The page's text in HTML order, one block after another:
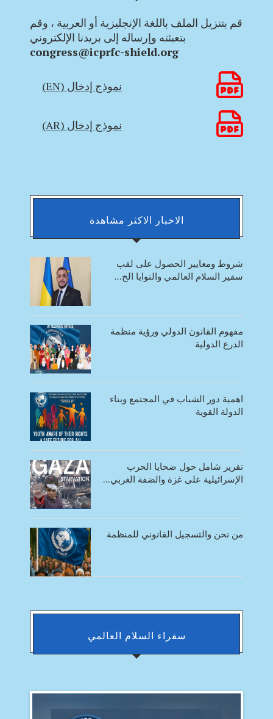
قم بتنزيل الملف باللغة الإنجليزية أو العربية ، وقم
بتعبئته وإرساله إلى بريدنا الإلكتروني
congress@icprfc-shield.org
نموذج إدخال (EN)
نموذج إدخال (AR)
الاخبار الاكثر مشاهدة
شروط ومعايير الحصول على لقب
سفير السلام العالمي والنوايا الح...
مفهوم القانون الدولي ورؤية منظمة
الدرع الدولية
اهمية دور الشباب في المجتمع وبناء
الدولة القوية
تقرير شامل حول ضحايا الحرب
الإسرائيلية على غزة والضفة الغربي...
من نحن والتسجيل القانوني للمنظمة
سفراء السلام العالمي